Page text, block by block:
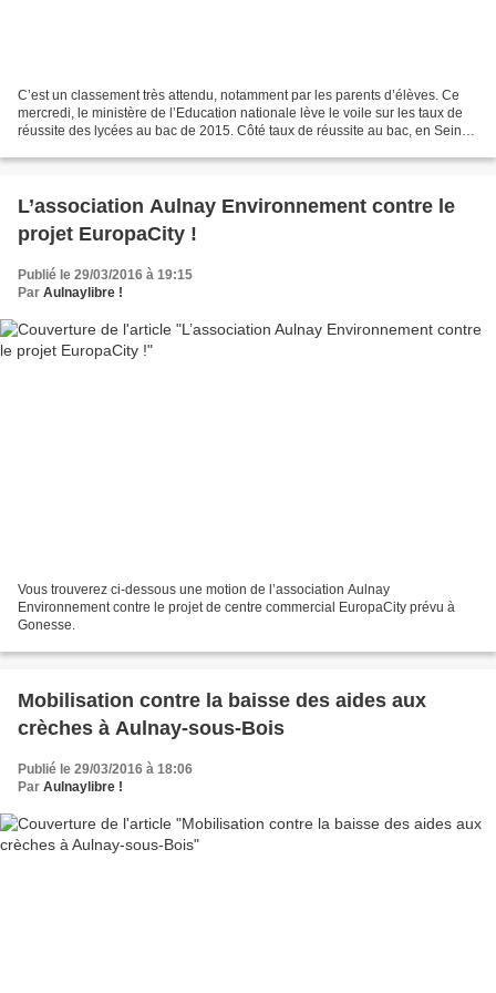
C’est un classement très attendu, notamment par les parents d’élèves. Ce
mercredi, le ministère de l’Education nationale lève le voile sur les taux de
réussite des lycées au bac de 2015. Côté taux de réussite au bac, en Seine-
L’association Aulnay Environnement contre le
projet EuropaCity !
Publié le 29/03/2016 à 19:15
Par Aulnaylibre !
Vous trouverez ci-dessous une motion de l’association Aulnay
Environnement contre le projet de centre commercial EuropaCity prévu à
Gonesse.
Mobilisation contre la baisse des aides aux
crèches à Aulnay-sous-Bois
Publié le 29/03/2016 à 18:06
Par Aulnaylibre !